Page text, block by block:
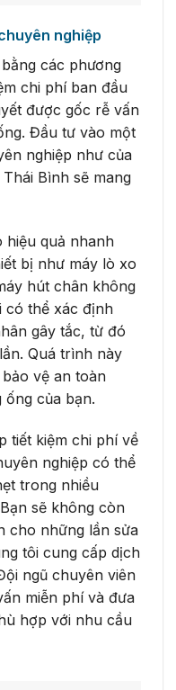
nghiệp
các phương
chi phí ban đầu
được gốc rễ vấn
Đầu tư vào một
nghiệp như của
Bình sẽ mang
hiệu quả nhanh
bị như máy lò xo
hút chân không
có thể xác định
gây tắc, từ đó
Quá trình này
vệ an toàn
của bạn.
tiết kiệm chi phí về
nghiệp có thể
trong nhiều
sẽ không còn
cho những lần sửa
tôi cung cấp dịch
ngũ chuyên viên
miễn phí và đưa
hợp với nhu cầu